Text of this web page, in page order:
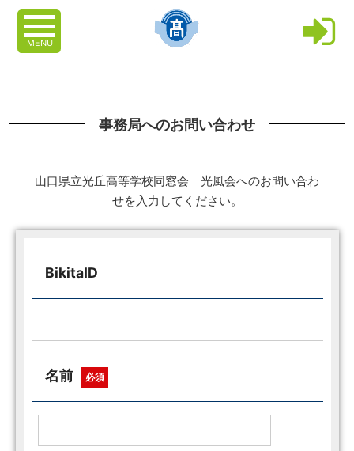
MENU
事務局へのお問い合わせ
山口県立光丘高等学校同窓会 光風会へのお問い合わ
せを入力してください。
BikitaID
名前 必須